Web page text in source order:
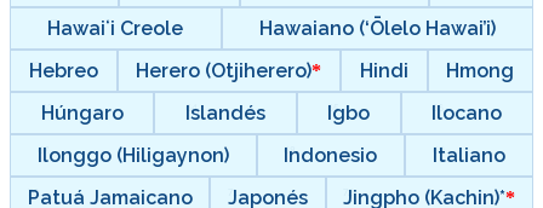
Hawaiʻi Creole
Hawaiano (‘Ōlelo Hawai’i)
Hebreo
Herero (Otjiherero) Hindi
Hmong
Húngaro
Islandés Igbo
Ilocano
Ilonggo (Hiligaynon)
Indonesio
Italiano
Patuá Jamaicano
Japonés
Jingpho (Kachin)*